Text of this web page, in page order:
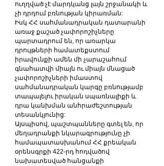
ուղղված չէ մարդկանց լայն շրջանակի և
չի դրդում բռնության կիրառման:
Իսկ ՀՀ սահմանադրական դատարանի
առաջ քաշած չափորոշիչները
պարտադրում են, որ առարկա
դրույթների համատեքստում
իրավունքի ամեն մի չարաշահում
գնահատվի միայն ու միայն մնացած
չափորոշիչների իմաստով
սահմանադրական կարգը բռնությամբ
տապալելու իրական սպառնալիքի և
դրա կանխման անհրաժեշտության
տեսանկյունից:
Այսպիսով, պաշտպանները գտել են, որ
մեղադրանքի նկարագրությունը չի
համապատասխանում ՀՀ քրեական
օրենսգրքի 422-րդ հոդվածով
նախատեսված հանցանքի